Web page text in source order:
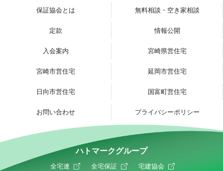
保証協会とは 無料相談・空き家相談
定款 情報公開
入会案内 宮崎県営住宅
宮崎市営住宅 延岡市営住宅
日向市営住宅 国富町営住宅
お問い合わせ プライバシーポリシー
ハトマークグループ
全宅連 全宅保証 宅建協会